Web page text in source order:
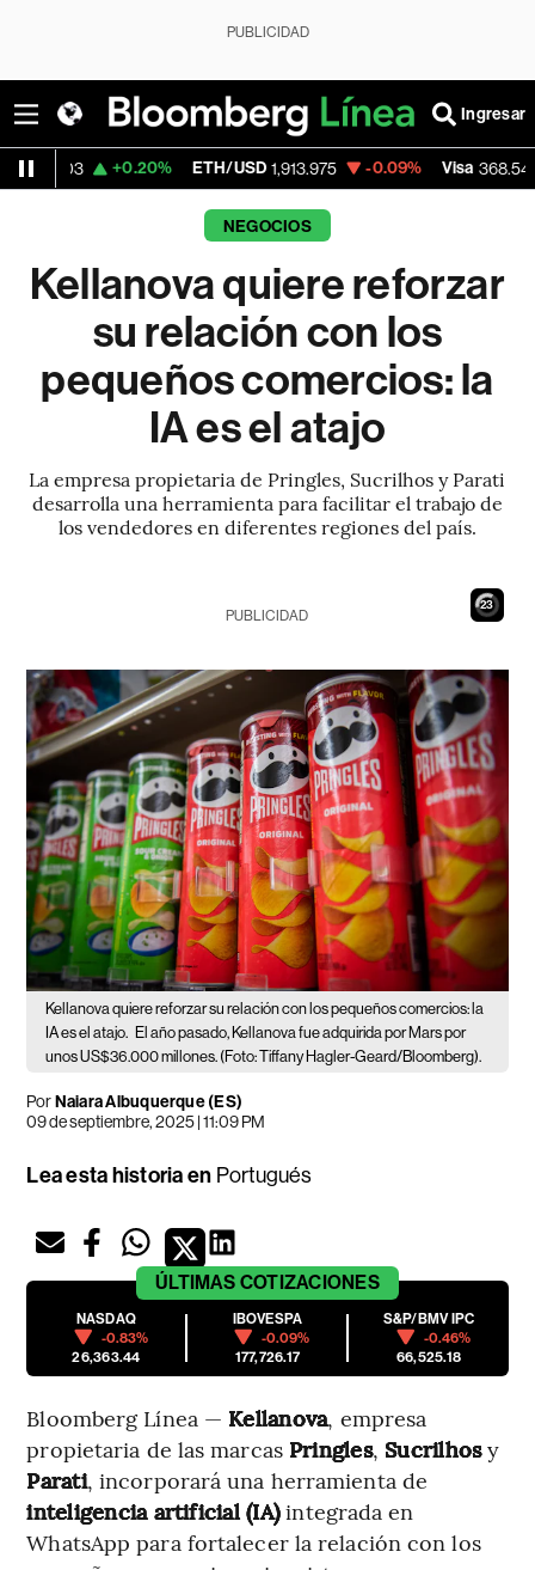
PUBLICIDAD
Ingresar
+0.20% ETH/USD 1,913.975 -0.09% Visa 368.54 -0.28%
NEGOCIOS
Kellanova quiere reforzar
su relación con los
pequeños comercios: la
IA es el atajo
La empresa propietaria de Pringles, Sucrilhos y Parati
desarrolla una herramienta para facilitar el trabajo de
los vendedores en diferentes regiones del país.
22
PUBLICIDAD
Kellanova quiere reforzar su relación con los pequeños comercios: la
IA es el atajo. El año pasado, Kellanova fue adquirida por Mars por
unos US$36.000 millones. (Foto: Tiffany Hagler-Geard/Bloomberg).
PorNaiara Albuquerque (ES)
09 de septiembre, 2025 | 11:09 PM
Lea esta historia en Portugués
ÚLTIMAS COTIZACIONES
NASDAQ
-0.83%
26,363.44
IBOVESPA
-0.09%
177,726.17
S&P/BMV IPC
-0.46%
66,525.18
Bloomberg Línea — Kellanova, empresa
propietaria de las marcas Pringles, Sucrilhosy
Parati, incorporará una herramienta de
inteligencia artificial (IA)integrada en
WhatsApp para fortalecer la relación con los